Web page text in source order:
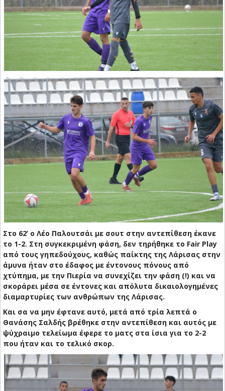
Στο 62’ ο Λέο Παλουτσάι με σουτ στην αντεπίθεση έκανε
το 1-2. Στη συγκεκριμένη φάση, δεν τηρήθηκε το Fair Play
από τους γηπεδούχους, καθώς παίκτης της Λάρισας στην
άμυνα ήταν στο έδαφος με έντονους πόνους από
χτύπημα, με την Πιερία να συνεχίζει την φάση (!) και να
σκοράρει μέσα σε έντονες και απόλυτα δικαιολογημένες
διαμαρτυρίες των ανθρώπων της Λάρισας.
Και σα να μην έφτανε αυτό, μετά από τρία λεπτά ο
Θανάσης Σαλδής βρέθηκε στην αντεπίθεση και αυτός με
ψύχραιμο τελείωμα έφερε το ματς στα ίσια για το 2-2
που ήταν και το τελικό σκορ.